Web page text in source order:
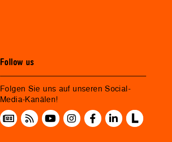
Follow us
Folgen Sie uns auf unseren Social-
Media-Kanälen!